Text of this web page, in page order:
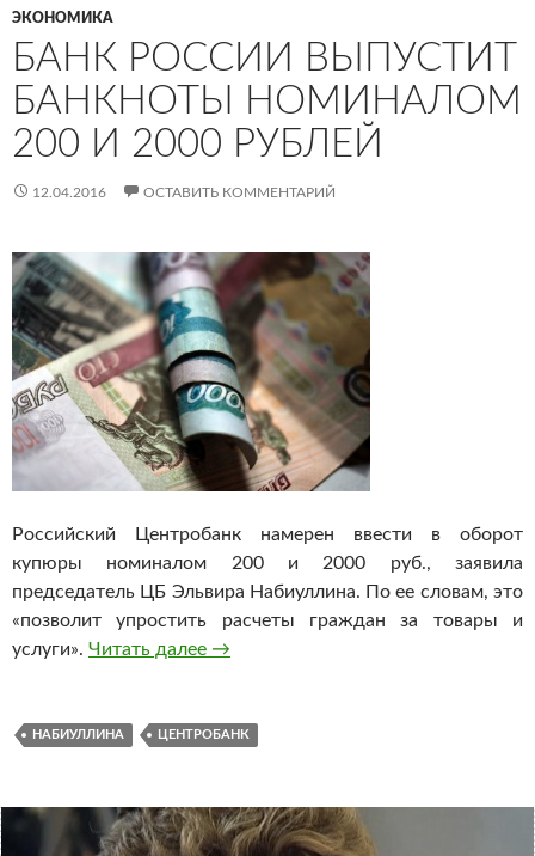
ЭКОНОМИКА
БАНК РОССИИ ВЫПУСТИТ
БАНКНОТЫ НОМИНАЛОМ
200 И 2000 РУБЛЕЙ
12.04.2016 ОСТАВИТЬ КОММЕНТАРИЙ
Российский Центробанк намерен ввести в оборот
купюры номиналом 200 и 2000 руб., заявила
председатель ЦБ Эльвира Набиуллина. По ее словам, это
«позволит упростить расчеты граждан за товары и
услуги». Читать далее Банк России выпустит банкноты
→
НАБИУЛЛИНА ЦЕНТРОБАНК